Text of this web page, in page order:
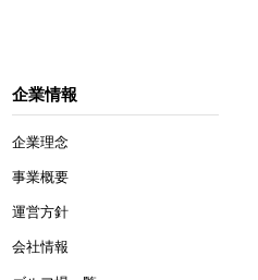
企業情報
企業理念
事業概要
運営方針
会社情報